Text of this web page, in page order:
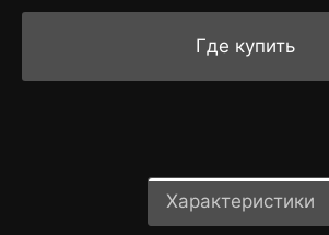
Где купить
Характеристики